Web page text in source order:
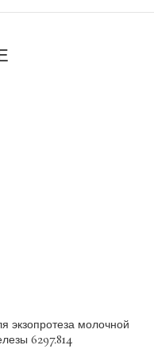
экзопротеза молочной
6297.814